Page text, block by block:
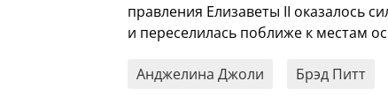
правления Елизаветы II оказалось
и переселилась поближе к местам
Анджелина Джоли Брэд Питт